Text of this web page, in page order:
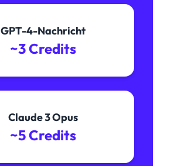
GPT-4-Nachricht
~3 Credits
Claude 3 Opus
~5 Credits